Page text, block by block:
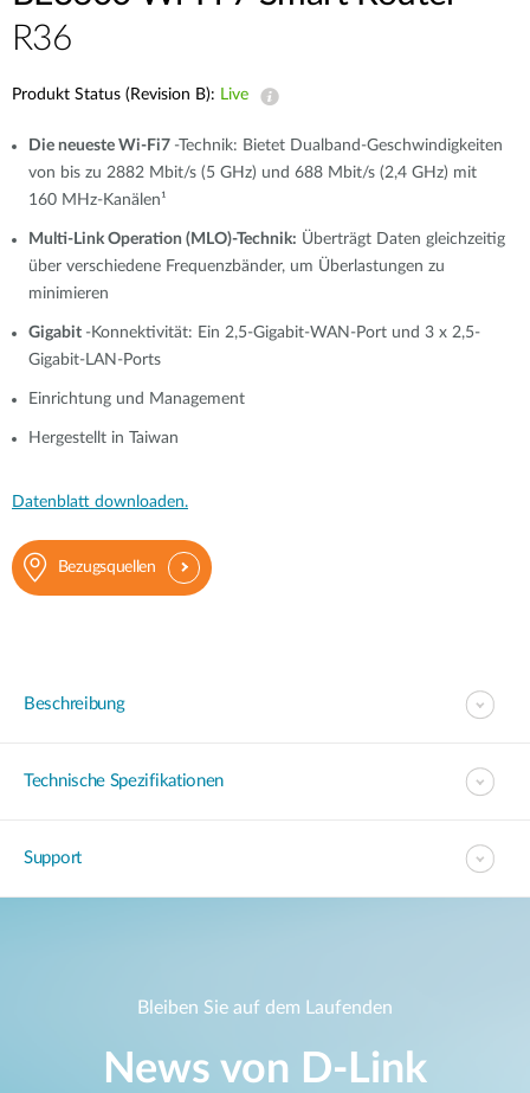
R36
Produkt Status (Revision B): Live
Die neueste Wi-Fi7 -Technik: Bietet Dualband-Geschwindigkeiten
von bis zu 2882 Mbit/s (5 GHz) und 688 Mbit/s (2,4 GHz) mit
160 MHz-Kanälen¹
Multi-Link Operation (MLO)-Technik: Überträgt Daten gleichzeitig
über verschiedene Frequenzbänder, um Überlastungen zu
minimieren
Gigabit -Konnektivität: Ein 2,5-Gigabit-WAN-Port und 3 x 2,5-
Gigabit-LAN-Ports
Einrichtung und Management
Hergestellt in Taiwan
Datenblatt downloaden.
Bezugsquellen
Beschreibung
Technische Spezifikationen
Support
Bleiben Sie auf dem Laufenden
News von D‑Link